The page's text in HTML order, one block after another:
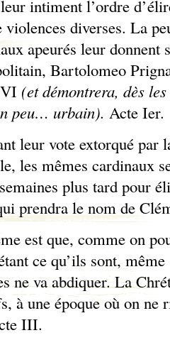
intiment l’ordre
diverses. La
apeurés leur donnent
Bartolomeo
(et démontrera, dès
peu… urbain). Acte Ier.
leur vote extorqué par
les mêmes cardinaux
plus tard pour
prendra le nom de
est que, comme on
ce qu’ils sont,
ne va abdiquer. La
à une époque où on ne
III.